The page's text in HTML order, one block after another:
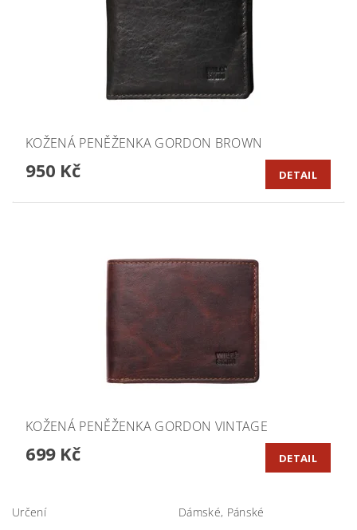
KOŽENÁ PENĚŽENKA GORDON BROWN
950 Kč DETAIL
KOŽENÁ PENĚŽENKA GORDON VINTAGE
699 Kč DETAIL
Určení Dámské, Pánské